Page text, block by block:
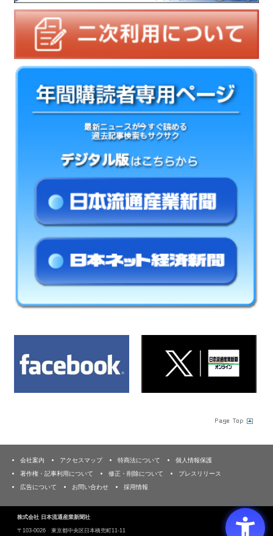
会社案内 アクセスマップ 特商法について
個人情報保護
著作権・記事利用について
修正・削除について
プレスリリース
広告について
お問い合わせ 採用情報
株式会社 日本流通産業新聞社
〒103‐0026 東京都中央区日本橋兜町11-11